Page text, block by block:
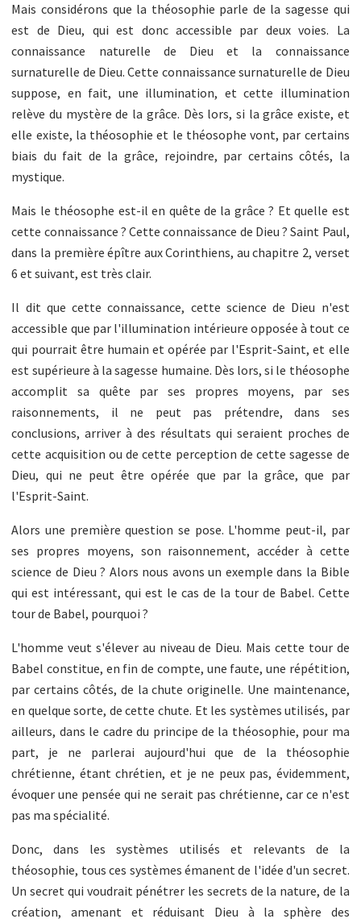
Mais considérons que la théosophie parle de la sagesse qui
est de Dieu, qui est donc accessible par deux voies. La
connaissance naturelle de Dieu et la connaissance
surnaturelle de Dieu. Cette connaissance surnaturelle de Dieu
suppose, en fait, une illumination, et cette illumination
relève du mystère de la grâce. Dès lors, si la grâce existe, et
elle existe, la théosophie et le théosophe vont, par certains
biais du fait de la grâce, rejoindre, par certains côtés, la
mystique.
Mais le théosophe est-il en quête de la grâce ? Et quelle est
cette connaissance ? Cette connaissance de Dieu ? Saint Paul,
dans la première épître aux Corinthiens, au chapitre 2, verset
6 et suivant, est très clair.
Il dit que cette connaissance, cette science de Dieu n'est
accessible que par l'illumination intérieure opposée à tout ce
qui pourrait être humain et opérée par l'Esprit-Saint, et elle
est supérieure à la sagesse humaine. Dès lors, si le théosophe
accomplit sa quête par ses propres moyens, par ses
raisonnements, il ne peut pas prétendre, dans ses
conclusions, arriver à des résultats qui seraient proches de
cette acquisition ou de cette perception de cette sagesse de
Dieu, qui ne peut être opérée que par la grâce, que par
l'Esprit-Saint.
Alors une première question se pose. L'homme peut-il, par
ses propres moyens, son raisonnement, accéder à cette
science de Dieu ? Alors nous avons un exemple dans la Bible
qui est intéressant, qui est le cas de la tour de Babel. Cette
tour de Babel, pourquoi ?
L'homme veut s'élever au niveau de Dieu. Mais cette tour de
Babel constitue, en fin de compte, une faute, une répétition,
par certains côtés, de la chute originelle. Une maintenance,
en quelque sorte, de cette chute. Et les systèmes utilisés, par
ailleurs, dans le cadre du principe de la théosophie, pour ma
part, je ne parlerai aujourd'hui que de la théosophie
chrétienne, étant chrétien, et je ne peux pas, évidemment,
évoquer une pensée qui ne serait pas chrétienne, car ce n'est
pas ma spécialité.
Donc, dans les systèmes utilisés et relevants de la
théosophie, tous ces systèmes émanent de l'idée d'un secret.
Un secret qui voudrait pénétrer les secrets de la nature, de la
création, amenant et réduisant Dieu à la sphère des